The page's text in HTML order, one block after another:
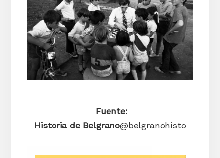
Fuente:
Historia de Belgrano@belgranohisto